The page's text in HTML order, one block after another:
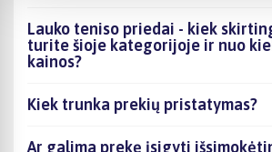
Lauko teniso priedai - kiek
turite šioje kategorijoje ir nuo
kainos?
Kiek trunka prekių pristatymas?
Ar galima prekę įsigyti